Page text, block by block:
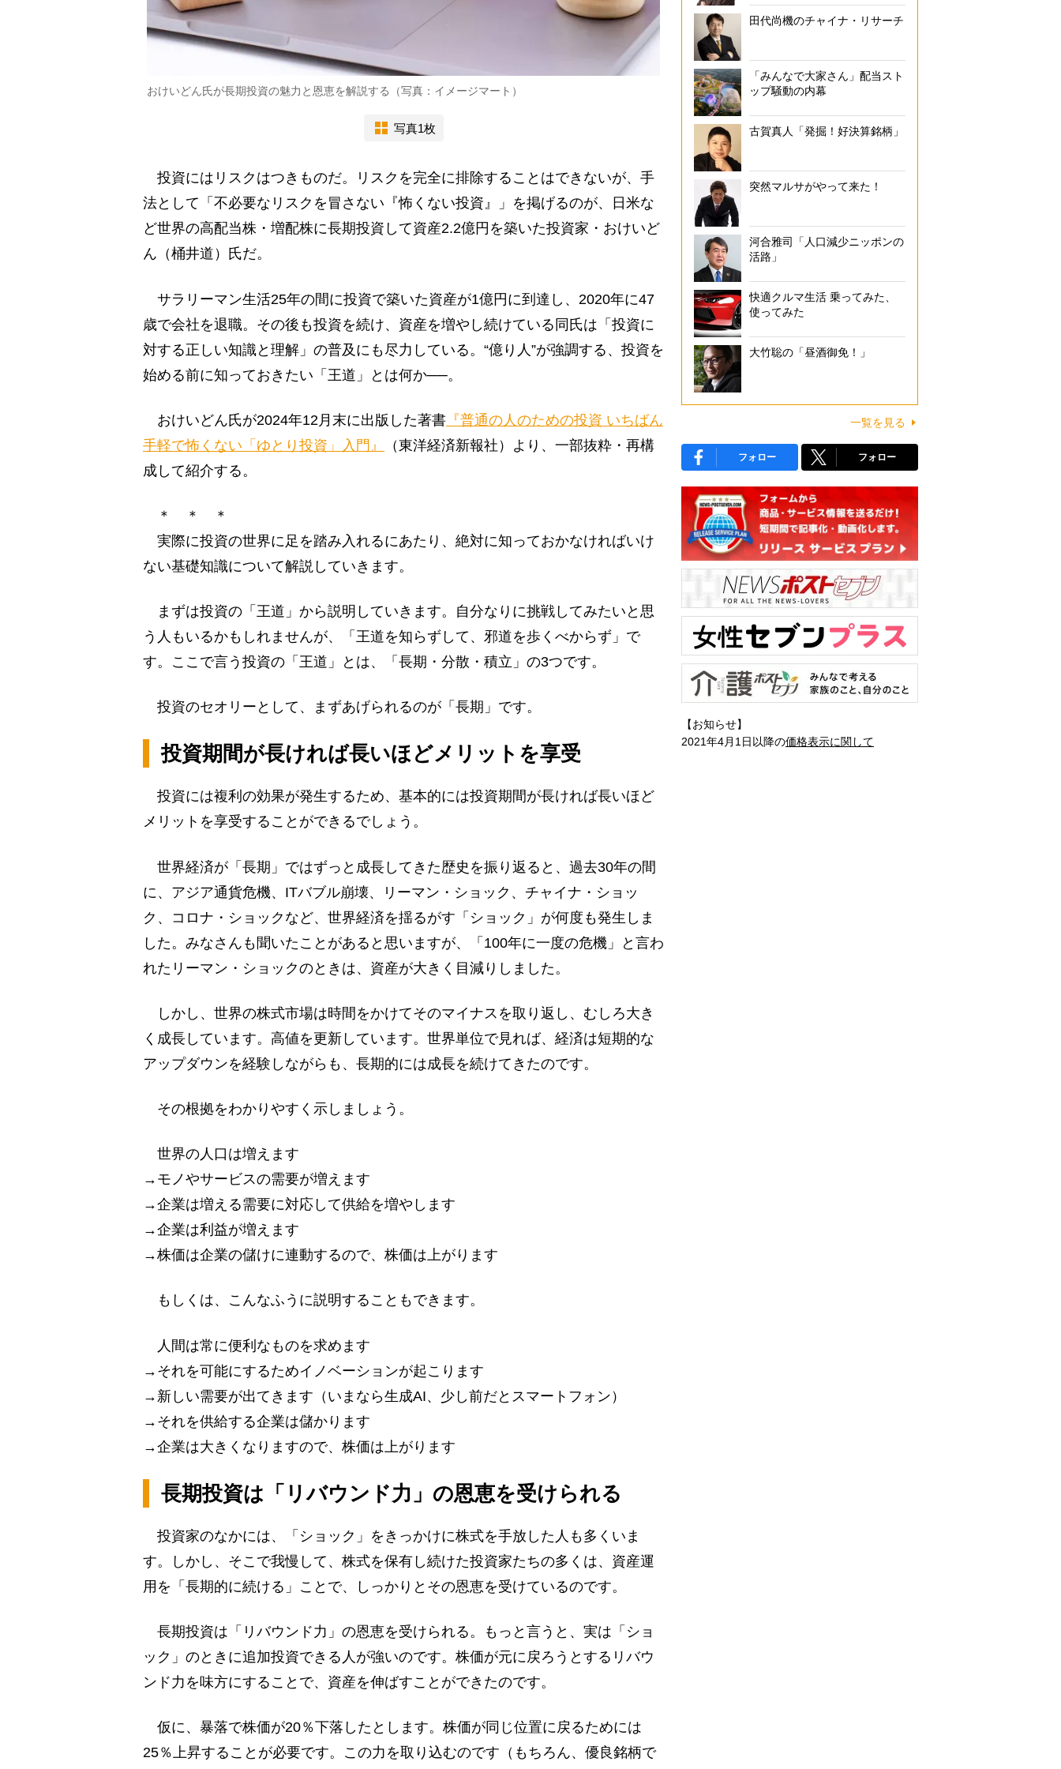
おけいどん氏が長期投資の魅力と恩恵を解説する（写真：イメージマート）
写真1枚
投資にはリスクはつきものだ。リスクを完全に排除することはできないが、手
法として「不必要なリスクを冒さない『怖くない投資』」を掲げるのが、日米な
ど世界の高配当株・増配株に長期投資して資産2.2億円を築いた投資家・おけいど
ん（桶井道）氏だ。
サラリーマン生活25年の間に投資で築いた資産が1億円に到達し、2020年に47
歳で会社を退職。その後も投資を続け、資産を増やし続けている同氏は「投資に
対する正しい知識と理解」の普及にも尽力している。“億り人”が強調する、投資を
始める前に知っておきたい「王道」とは何か──。
おけいどん氏が2024年12月末に出版した著書 『普通の人のための投資 いちばん
手軽で怖くない「ゆとり投資」入門』
（東洋経済新報社）より、一部抜粋・再構
成して紹介する。
＊ ＊ ＊
実際に投資の世界に足を踏み入れるにあたり、絶対に知っておかなければいけ
ない基礎知識について解説していきます。
まずは投資の「王道」から説明していきます。自分なりに挑戦してみたいと思
う人もいるかもしれませんが、「王道を知らずして、邪道を歩くべからず」で
す。ここで言う投資の「王道」とは、「長期・分散・積立」の3つです。
投資のセオリーとして、まずあげられるのが「長期」です。
投資期間が長ければ長いほどメリットを享受
投資には複利の効果が発生するため、基本的には投資期間が長ければ長いほど
メリットを享受することができるでしょう。
世界経済が「長期」ではずっと成長してきた歴史を振り返ると、過去30年の間
に、アジア通貨危機、ITバブル崩壊、リーマン・ショック、チャイナ・ショッ
ク、コロナ・ショックなど、世界経済を揺るがす「ショック」が何度も発生しま
した。みなさんも聞いたことがあると思いますが、「100年に一度の危機」と言わ
れたリーマン・ショックのときは、資産が大きく目減りしました。
しかし、世界の株式市場は時間をかけてそのマイナスを取り返し、むしろ大き
く成長しています。高値を更新しています。世界単位で見れば、経済は短期的な
アップダウンを経験しながらも、長期的には成長を続けてきたのです。
その根拠をわかりやすく示しましょう。
世界の人口は増えます
→モノやサービスの需要が増えます
→企業は増える需要に対応して供給を増やします
→企業は利益が増えます
→株価は企業の儲けに連動するので、株価は上がります
もしくは、こんなふうに説明することもできます。
人間は常に便利なものを求めます
→それを可能にするためイノベーションが起こります
→新しい需要が出てきます（いまなら生成AI、少し前だとスマートフォン）
→それを供給する企業は儲かります
→企業は大きくなりますので、株価は上がります
長期投資は「リバウンド力」の恩恵を受けられる
投資家のなかには、「ショック」をきっかけに株式を手放した人も多くいま
す。しかし、そこで我慢して、株式を保有し続けた投資家たちの多くは、資産運
用を「長期的に続ける」ことで、しっかりとその恩恵を受けているのです。
長期投資は「リバウンド力」の恩恵を受けられる。もっと言うと、実は「ショ
ック」のときに追加投資できる人が強いのです。株価が元に戻ろうとするリバウ
ンド力を味方にすることで、資産を伸ばすことができたのです。
仮に、暴落で株価が20％下落したとします。株価が同じ位置に戻るためには
25％上昇することが必要です。この力を取り込むのです（もちろん、優良銘柄で
田代尚機のチャイナ・リサーチ
「みんなで大家さん」配当スト
ップ騒動の内幕
古賀真人「発掘！好決算銘柄」
突然マルサがやって来た！
河合雅司「人口減少ニッポンの
活路」
快適クルマ生活 乗ってみた、
使ってみた
大竹聡の「昼酒御免！」
一覧を見る
フォロー フォロー
【お知らせ】
2021年4月1日以降の価格表示に関して